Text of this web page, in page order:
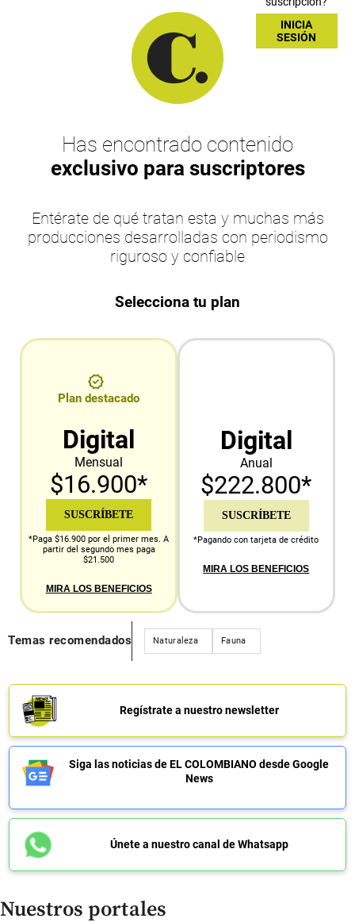
INICIA
SESIÓN
Has encontrado contenido
exclusivo para suscriptores
Entérate de qué tratan esta y muchas más
producciones desarrolladas con periodismo
riguroso y confiable
Selecciona tu plan
Plan destacado
Digital
Mensual
$16.900*
SUSCRÍBETE
*Paga $16.900 por el primer mes. A
partir del segundo mes paga
$21.500
MIRA LOS BENEFICIOS
Digital
Anual
$222.800*
SUSCRÍBETE
*Pagando con tarjeta de crédito
MIRA LOS BENEFICIOS
Temas recomendados Naturaleza Fauna
Regístrate a nuestro newsletter
Siga las noticias de EL COLOMBIANO desde Google
News
Únete a nuestro canal de Whatsapp
Nuestros portales